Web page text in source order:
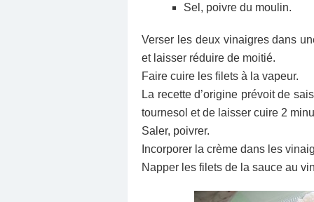
Sel, poivre du moulin.
Verser les deux vinaigres dans
et laisser réduire de moitié.
Faire cuire les filets à la vapeur.
La recette d’origine prévoit de
tournesol et de laisser cuire 2
Saler, poivrer.
Incorporer la crème dans les
Napper les filets de la sauce au